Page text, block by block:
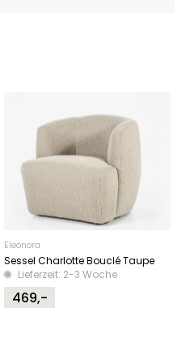
Eleonora
Sessel Charlotte Bouclé Taupe
Lieferzeit: 2-3 Woche
469,-